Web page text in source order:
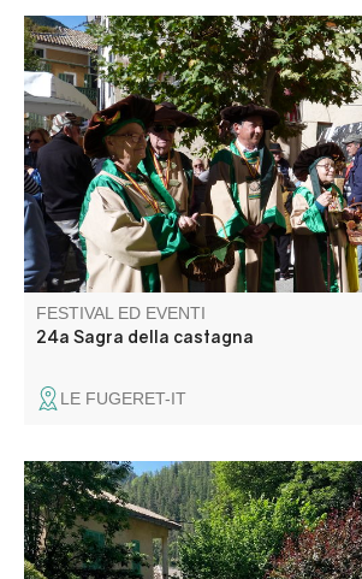
Il villaggio festeggia le castagne con un
degustazioni, intrattenimento e il treno a
Pignes, che fa il suo ultimo viaggio della
Puget-Théniers e Le Fugeret.
FESTIVAL ED EVENTI
24a Sagra della castagna
LE FUGERET-IT
Venez admirer les créations des artistes
ACA (art et créations artistiques du Haut
peintures et dessins aquarelles, huiles,